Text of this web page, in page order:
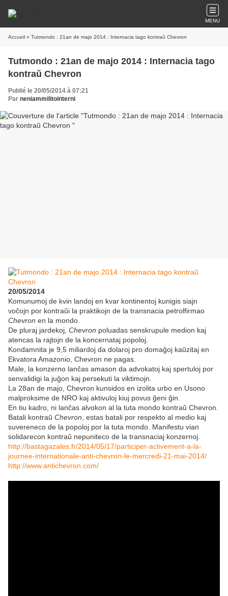
MENU
Accueil » Tutmondo : 21an de majo 2014 : Internacia tago kontraŭ Chevron
Tutmondo : 21an de majo 2014 : Internacia tago
kontraŭ Chevron
Publié le 20/05/2014 à 07:21
Par neniammilitointerni
20/05/2014
Komunumoj de kvin landoj en kvar kontinentoj kunigis siajn
voĉojn por kontraŭi la praktikojn de la transnacia petrolfirmao
Chevron en la mondo.
De pluraj jardekoj, Chevron poluadas senskrupule medion kaj
atencas la rajtojn de la koncernataj popoloj.
Kondamnita je 9,5 miliardoj da dolaroj pro domaĝoj kaŭzitaj en
Ekvatora Amazonio, Chevron ne pagas.
Male, la konzerno lanĉas amason da advokatoj kaj spertuloj por
senvalidigi la juĝon kaj persekuti la viktimojn.
La 28an de majo, Chevron kunsidos en izolita urbo en Usono
malproksime de NRO kaj aktivuloj kiuj povus ĝeni ĝin.
En tiu kadro, ni lanĉas alvokon al la tuta mondo kontraŭ Chevron.
Batali kontraŭ Chevron , estas batali por respekto al medio kaj
suvereneco de la popoloj por la tuta mondo. Manifestu vian
solidarecon kontraŭ nepuniteco de la transnaciaj konzernoj.
http://bastagazales.fr/2014/05/17/participer-activement-a-la-
journee-internationale-anti-chevron-le-mercredi-21-mai-2014/
http://www.antichevron.com/